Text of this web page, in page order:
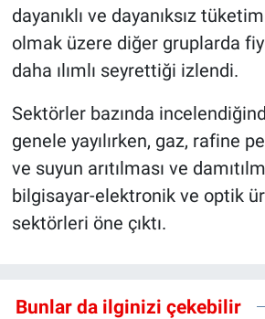
dayanıklı ve dayanıksız
olmak üzere diğer gruplarda
daha ılımlı seyrettiği izlendi.
Sektörler bazında
genele yayılırken, gaz, rafine
ve suyun arıtılması ve
bilgisayar-elektronik ve optik
sektörleri öne çıktı.
Bunlar da ilginizi çekebilir